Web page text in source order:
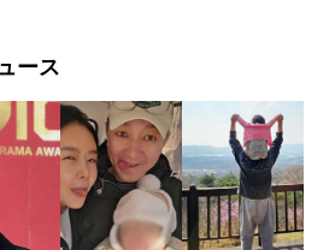
ース